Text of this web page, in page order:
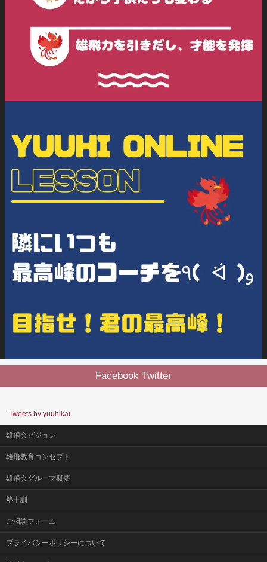
Facebook Twitter
Tweets by yuuhikai
雄飛会ビジョン
雄飛教育コンセプト
雄飛会グループ概要
塾十訓
ご相談フォーム
プライバシーポリシーについて